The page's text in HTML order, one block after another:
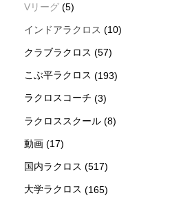
Vリーグ (5)
インドアラクロス (10)
クラブラクロス (57)
こぶ平ラクロス (193)
ラクロスコーチ (3)
ラクロススクール (8)
動画 (17)
国内ラクロス (517)
大学ラクロス (165)